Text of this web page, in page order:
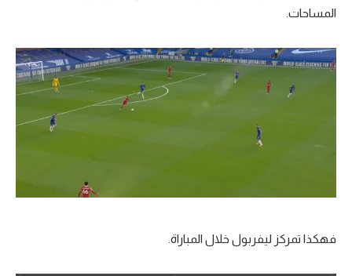
المساحات.
فهكذا تمركز ليفربول خلال المباراة.